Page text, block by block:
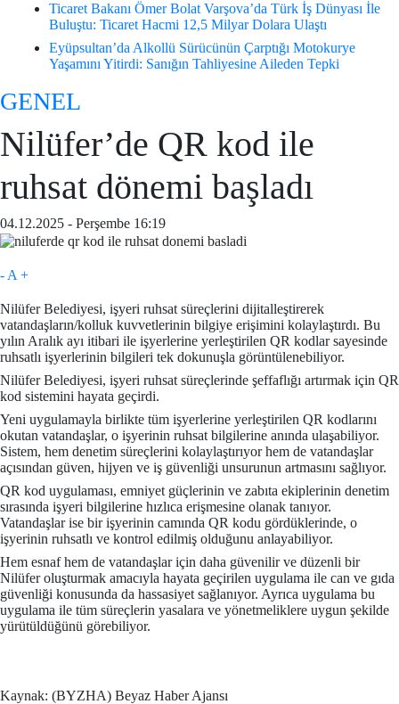
Ticaret Bakanı Ömer Bolat Varşova’da Türk İş Dünyası İle
Buluştu: Ticaret Hacmi 12,5 Milyar Dolara Ulaştı
Eyüpsultan’da Alkollü Sürücünün Çarptığı Motokurye
Yaşamını Yitirdi: Sanığın Tahliyesine Aileden Tepki
GENEL
Nilüfer’de QR kod ile
ruhsat dönemi başladı
04.12.2025 - Perşembe 16:19
- A +
Nilüfer Belediyesi, işyeri ruhsat süreçlerini dijitalleştirerek
vatandaşların/kolluk kuvvetlerinin bilgiye erişimini kolaylaştırdı. Bu
yılın Aralık ayı itibari ile işyerlerine yerleştirilen QR kodlar sayesinde
ruhsatlı işyerlerinin bilgileri tek dokunuşla görüntülenebiliyor.
Nilüfer Belediyesi, işyeri ruhsat süreçlerinde şeffaflığı artırmak için QR
kod sistemini hayata geçirdi.
Yeni uygulamayla birlikte tüm işyerlerine yerleştirilen QR kodlarını
okutan vatandaşlar, o işyerinin ruhsat bilgilerine anında ulaşabiliyor.
Sistem, hem denetim süreçlerini kolaylaştırıyor hem de vatandaşlar
açısından güven, hijyen ve iş güvenliği unsurunun artmasını sağlıyor.
QR kod uygulaması, emniyet güçlerinin ve zabıta ekiplerinin denetim
sırasında işyeri bilgilerine hızlıca erişmesine olanak tanıyor.
Vatandaşlar ise bir işyerinin camında QR kodu gördüklerinde, o
işyerinin ruhsatlı ve kontrol edilmiş olduğunu anlayabiliyor.
Hem esnaf hem de vatandaşlar için daha güvenilir ve düzenli bir
Nilüfer oluşturmak amacıyla hayata geçirilen uygulama ile can ve gıda
güvenliği konusunda da hassasiyet sağlanıyor. Ayrıca uygulama bu
uygulama ile tüm süreçlerin yasalara ve yönetmeliklere uygun şekilde
yürütüldüğünü görebiliyor.
Kaynak: (BYZHA) Beyaz Haber Ajansı